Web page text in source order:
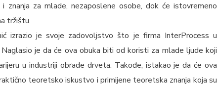
znanja za mlade, nezaposlene osobe, dok će istovremeno
tržištu.
izrazio je svoje zadovoljstvo što je firma InterProcess u
je da će ova obuka biti od koristi za mlade ljude koji
u industriji obrade drveta. Takođe, istakao je da će ova
teoretsko iskustvo i primijene teoretska znanja koja su